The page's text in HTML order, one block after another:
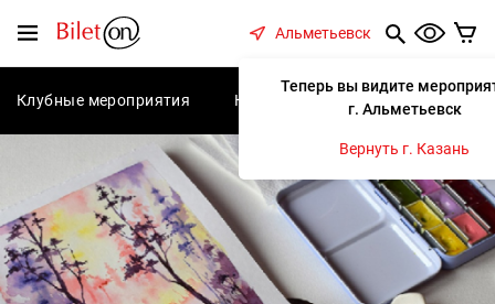
Меню
Альметьевск
Теперь вы видите
г. Альметьевск
Вернуть г. Казань
Клубные мероприятия Концерты Спектакли